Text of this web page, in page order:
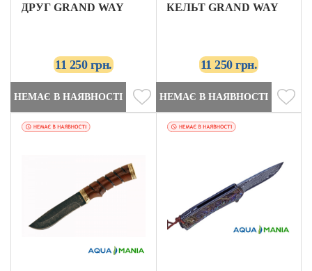
ДРУГ GRAND WAY
11 250 грн.
НЕМАЄ В НАЯВНОСТІ
КЕЛЬТ GRAND WAY
11 250 грн.
НЕМАЄ В НАЯВНОСТІ